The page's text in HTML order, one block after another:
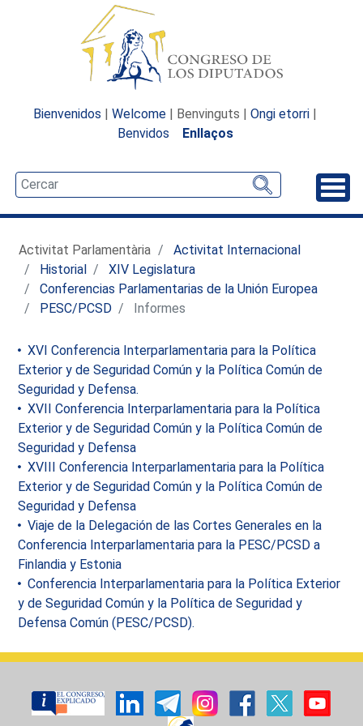
Bienvenidos | Welcome | Benvinguts | Ongi etorri |
Benvidos
Enllaços
Activitat Parlamentària
Activitat Internacional
Historial
XIV Legislatura
Conferencias Parlamentarias de la Unión Europea
PESC/PCSD
Informes
XVI Conferencia Interparlamentaria para la Política
Exterior y de Seguridad Común y la Política Común de
Seguridad y Defensa.
XVII Conferencia Interparlamentaria para la Política
Exterior y de Seguridad Común y la Política Común de
Seguridad y Defensa
XVIII Conferencia Interparlamentaria para la Política
Exterior y de Seguridad Común y la Política Común de
Seguridad y Defensa
Viaje de la Delegación de las Cortes Generales en la
Conferencia Interparlamentaria para la PESC/PCSD a
Finlandia y Estonia
Conferencia Interparlamentaria para la Política Exterior
y de Seguridad Común y la Política de Seguridad y
Defensa Común (PESC/PCSD).